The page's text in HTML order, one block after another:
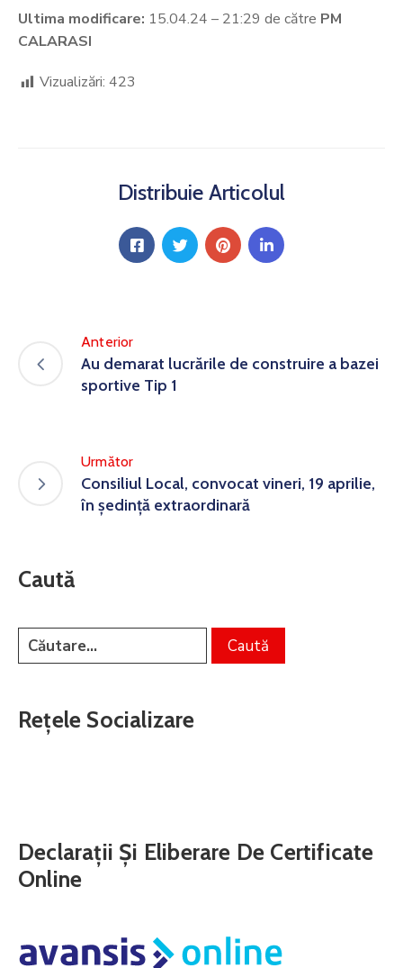
Ultima modificare: 15.04.24 – 21:29 de către PM
CALARASI
Vizualizări: 423
Distribuie Articolul
Anterior
Au demarat lucrările de construire a bazei
sportive Tip 1
Următor
Consiliul Local, convocat vineri, 19 aprilie,
în ședință extraordinară
Caută
Rețele Socializare
Declarații Și Eliberare De Certificate
Online